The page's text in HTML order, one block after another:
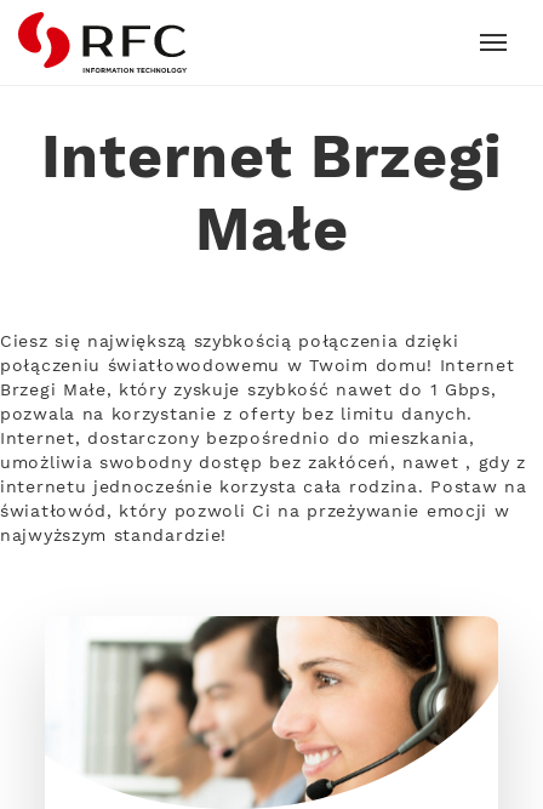
RFC
Internet Brzegi
Małe
Ciesz się największą szybkością połączenia dzięki
połączeniu światłowodowemu w Twoim domu! Internet
Brzegi Małe, który zyskuje szybkość nawet do 1 Gbps,
pozwala na korzystanie z oferty bez limitu danych.
Internet, dostarczony bezpośrednio do mieszkania,
umożliwia swobodny dostęp bez zakłóceń, nawet , gdy z
internetu jednocześnie korzysta cała rodzina. Postaw na
światłowód, który pozwoli Ci na przeżywanie emocji w
najwyższym standardzie!